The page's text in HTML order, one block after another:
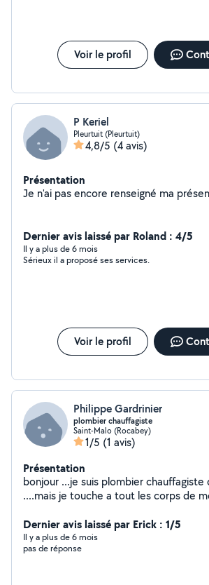
Voir le profil
P Keriel
Pleurtuit (Pleurtuit)
4,8/5 (4 avis)
Présentation
Je n'ai pas encore
Dernier avis laissé par Roland : 4/5
Il y a plus de 6 mois
Sérieux il a proposé ses services.
Voir le profil
Philippe Gardrinier
plombier chauffagiste
Saint-Malo (Rocabey)
1/5 (1 avis)
Présentation
bonjour ...je suis plombier
....mais je touche a tout les corps de
Dernier avis laissé par Erick : 1/5
Il y a plus de 6 mois
pas de réponse